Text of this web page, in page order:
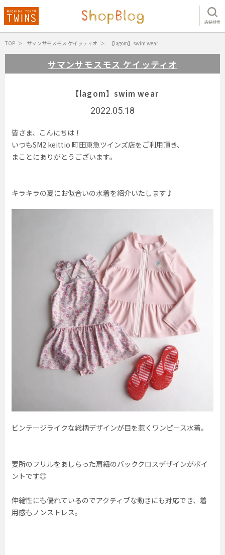
店舗検索
TOP サマンサモスモス ケイッティオ 【lagom】swim wear
サマンサモスモス ケイッティオ
【lagom】swim wear
2022.05.18
皆さま、こんにちは！
いつもSM2 keittio 町田東急ツインズ店をご利用頂き、
まことにありがとうございます。
キラキラの夏にお似合いの水着を紹介いたします♪
ビンテージライクな総柄デザインが目を惹くワンピース水着。
要所のフリルをあしらった肩紐のバッククロスデザインがポイ
ントです◎
伸縮性にも優れているのでアクティブな動きにも対応でき、着
用感もノンストレス。